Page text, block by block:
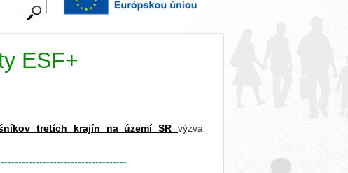
ESF+
tretích krajín na území SR výzva